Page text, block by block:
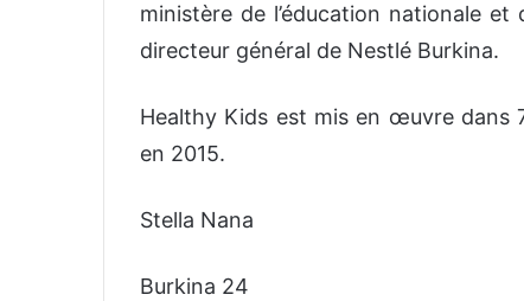
ministère de l’éducation nationale
directeur général de Nestlé Burkina.
Healthy Kids est mis en œuvre dans
en 2015.
Stella Nana
Burkina 24